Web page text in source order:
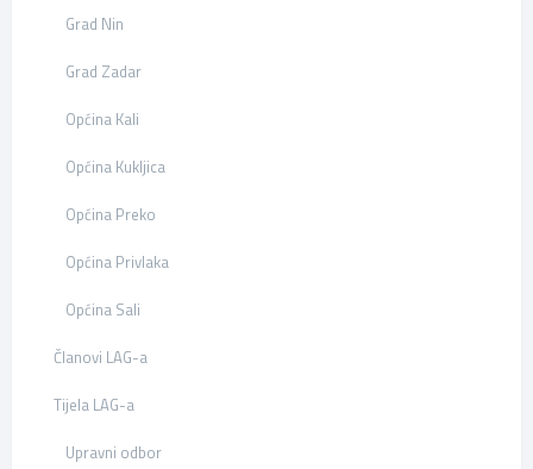
Grad Nin
Grad Zadar
Općina Kali
Općina Kukljica
Općina Preko
Općina Privlaka
Općina Sali
Članovi LAG-a
Tijela LAG-a
Upravni odbor